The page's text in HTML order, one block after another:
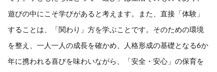
遊びの中にこそ学びがあると考えます。また、直接「体験」
することは、「関わり」方を学ぶことです。そのための環境
を整え、一人一人の成長を確かめ、人格形成の基礎となる6か
年に携われる喜びを味わいながら、「安全・安心」の保育を